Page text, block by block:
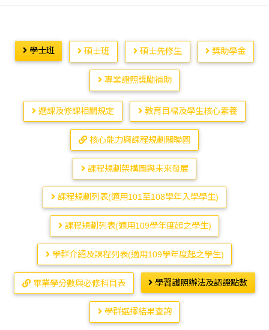
學士班 碩士班 碩士先修生 獎助學金
專業證照獎勵補助
選課及修課相關規定 教育目標及學生核心素養
核心能力與課程規劃關聯圖
課程規劃架構圖與未來發展
課程規劃列表(適用101至108學年入學學生)
課程規劃列表(適用109學年度起之學生)
學群介紹及課程列表(適用109學年度起之學生)
畢業學分數與必修科目表 學習護照辦法及認證點數
學群選擇結果查詢